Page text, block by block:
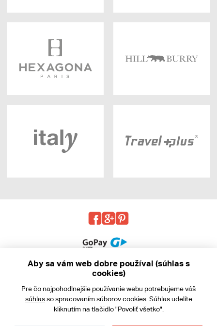
Obchodné podmienky
Ochrana osobných údajov
Aby sa vám web dobre používal (súhlas s
cookies)
Pre čo najpohodlnejšie používanie webu potrebujeme váš
súhlasso spracovaním súborov cookies. Súhlas udelíte
kliknutím na tlačidlo "Povoliť všetko".